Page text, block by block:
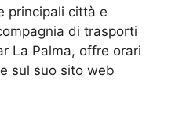
principali città e
di trasporti
La Palma, offre orari
sul suo sito web